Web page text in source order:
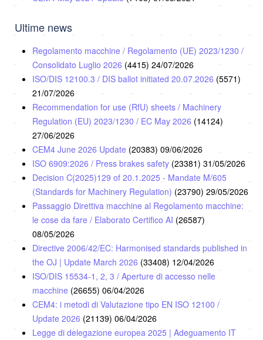
Ultime news
Regolamento macchine / Regolamento (UE) 2023/1230 /
Consolidato Luglio 2026 (4415) 24/07/2026
ISO/DIS 12100.3 / DIS ballot initiated 20.07.2026 (5571)
21/07/2026
Recommendation for use (RfU) sheets / Machinery
Regulation (EU) 2023/1230 / EC May 2026 (14124)
27/06/2026
CEM4 June 2026 Update (20383) 09/06/2026
ISO 6909:2026 / Press brakes safety (23381) 31/05/2026
Decision C(2025)129 of 20.1.2025 - Mandate M/605
(Standards for Machinery Regulation) (23790) 29/05/2026
Passaggio Direttiva macchine al Regolamento macchine:
le cose da fare / Elaborato Certifico AI (26587)
08/05/2026
Directive 2006/42/EC: Harmonised standards published in
the OJ | Update March 2026 (33408) 12/04/2026
ISO/DIS 15534-1, 2, 3 / Aperture di accesso nelle
macchine (26655) 06/04/2026
CEM4: i metodi di Valutazione tipo EN ISO 12100 /
Update 2026 (21139) 06/04/2026
Legge di delegazione europea 2025 | Adeguamento IT